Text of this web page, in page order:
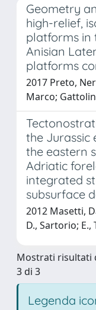
Geometry
high-relief,
platforms in
Anisian
platforms
2017 Preto,
Marco;
the Jurassic
the eastern
Adriatic
integrated
subsurface
2012 Masetti,
D., Sartorio; E.,
Mostrati risultati
3 di 3
Legenda